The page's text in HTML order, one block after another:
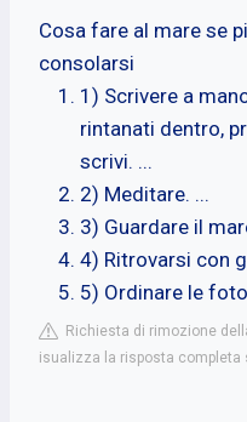
Cosa fare al mare se
consolarsi
1) Scrivere a
rintanati dentro,
scrivi. ...
2) Meditare. ...
3) Guardare il
4) Ritrovarsi con
5) Ordinare le
Richiesta di rimozione
isualizza la risposta completa